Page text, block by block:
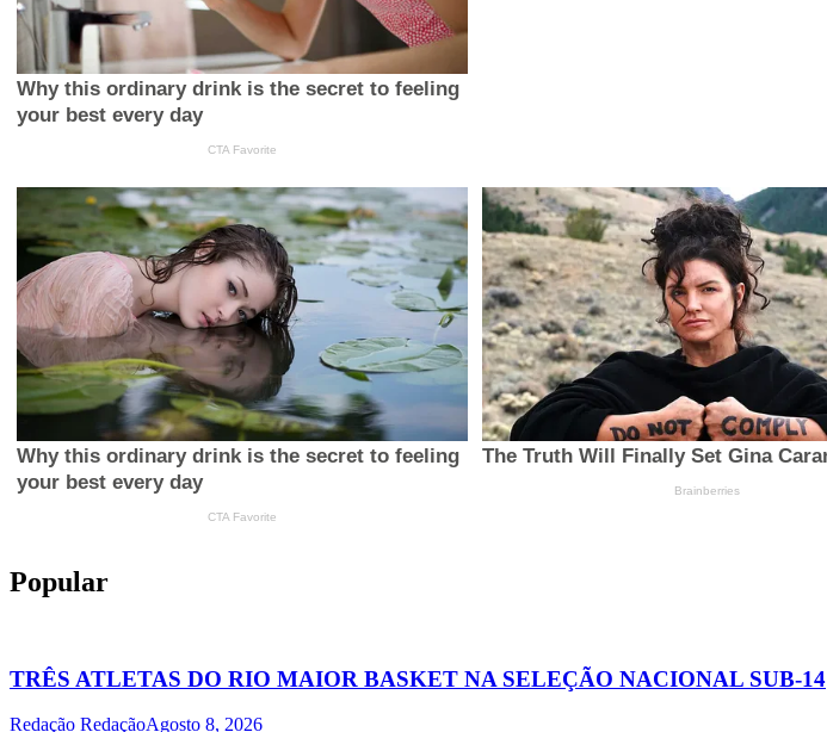
Popular
TRÊS ATLETAS DO RIO MAIOR BASKET NA SELEÇÃO NACIONAL SUB-14
Redação RedaçãoAgosto 8, 2026